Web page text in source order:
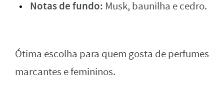
Notas de fundo: Musk, baunilha e cedro.
Ótima escolha para quem gosta de perfumes
marcantes e femininos.